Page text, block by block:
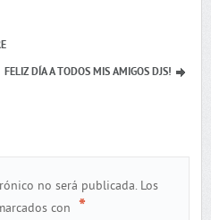
FELIZ DÍA A TODOS MIS AMIGOS DJS!
no será publicada. Los
con *